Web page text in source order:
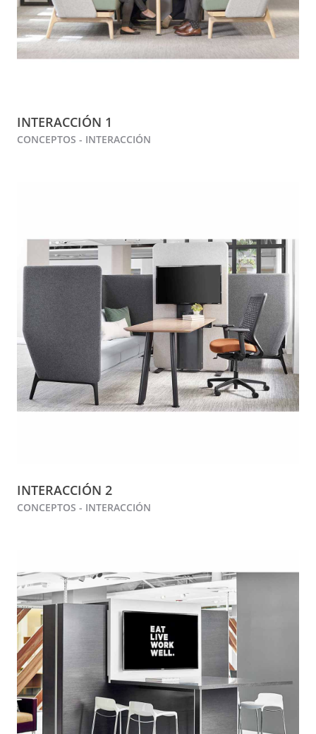
INTERACCIÓN 1
CONCEPTOS - INTERACCIÓN
INTERACCIÓN 2
CONCEPTOS - INTERACCIÓN